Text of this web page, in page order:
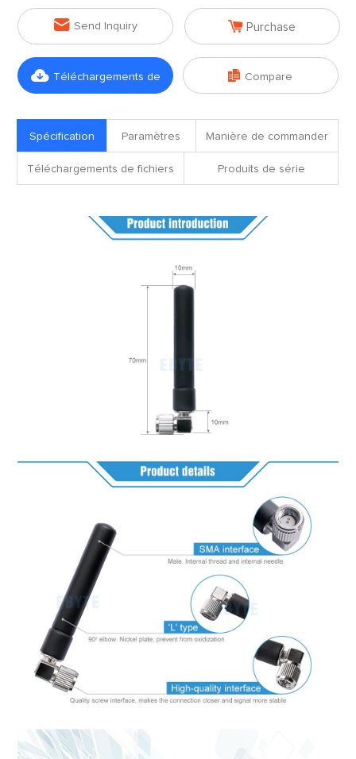
 Send Inquiry  Purchase
 Téléchargements de  Compare
Spécification Paramètres Manière de commander
Téléchargements de fichiers Produits de série